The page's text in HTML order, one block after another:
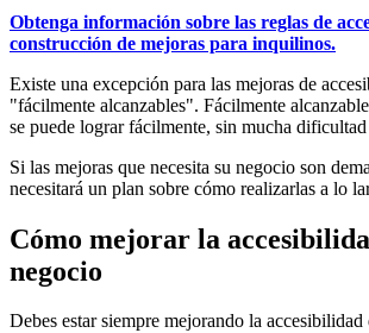
Obtenga información sobre las reglas de
construcción de mejoras para inquilinos.
Existe una excepción para las mejoras de
"fácilmente alcanzables". Fácilmente
se puede lograr fácilmente, sin mucha
Si las mejoras que necesita su negocio son
necesitará un plan sobre cómo realizarlas a lo
Cómo mejorar la
negocio
Debes estar siempre mejorando la